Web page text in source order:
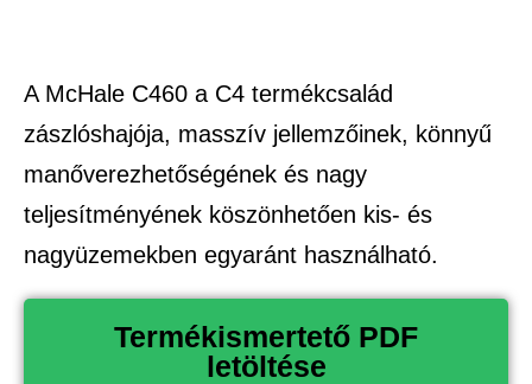
A McHale C460 a C4 termékcsalád
zászlóshajója, masszív jellemzőinek, könnyű
manőverezhetőségének és nagy
teljesítményének köszönhetően kis- és
nagyüzemekben egyaránt használható.
Termékismertető PDF
letöltése